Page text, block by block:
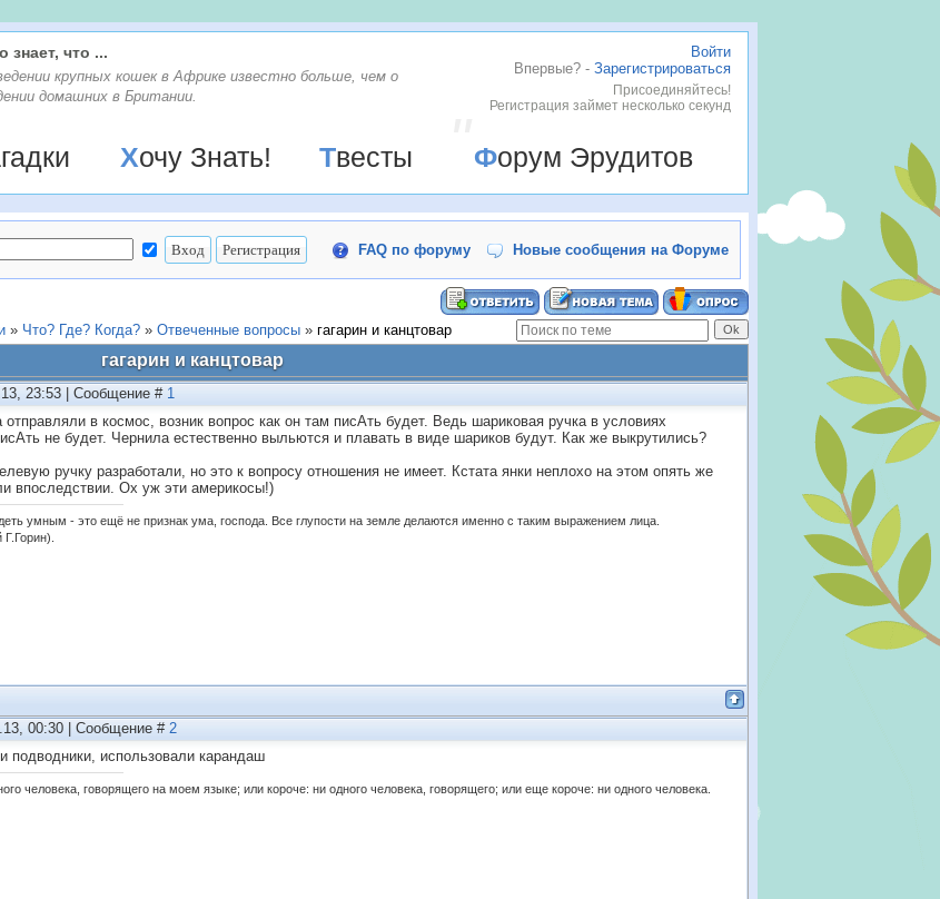
Войти
Впервые? - Зарегистрироваться
Присоединяйтесь!
Регистрация займет несколько секунд
знает, что ...
крупных кошек в Африке известно больше, чем о
домашних в Британии.
Хочу Знать! Твесты Форум Эрудитов
FAQ по форуму Новые сообщения на Форуме
» Что? Где? Когда? » Отвеченные вопросы » гагарин и канцтовар
гагарин и канцтовар
23:53 | Сообщение # 1
отправляли в космос, возник вопрос как он там писАть будет. Ведь шариковая ручка в условиях
не будет. Чернила естественно выльются и плавать в виде шариков будут. Как же выкрутились?
ручку разработали, но это к вопросу отношения не имеет. Кстата янки неплохо на этом опять же
впоследствии. Ох уж эти америкосы!)
умным - это ещё не признак ума, господа. Все глупости на земле делаются именно с таким выражением лица.
00:30 | Сообщение # 2
подводники, использовали карандаш
человека, говорящего на моем языке; или короче: ни одного человека, говорящего; или еще короче: ни одного человека.